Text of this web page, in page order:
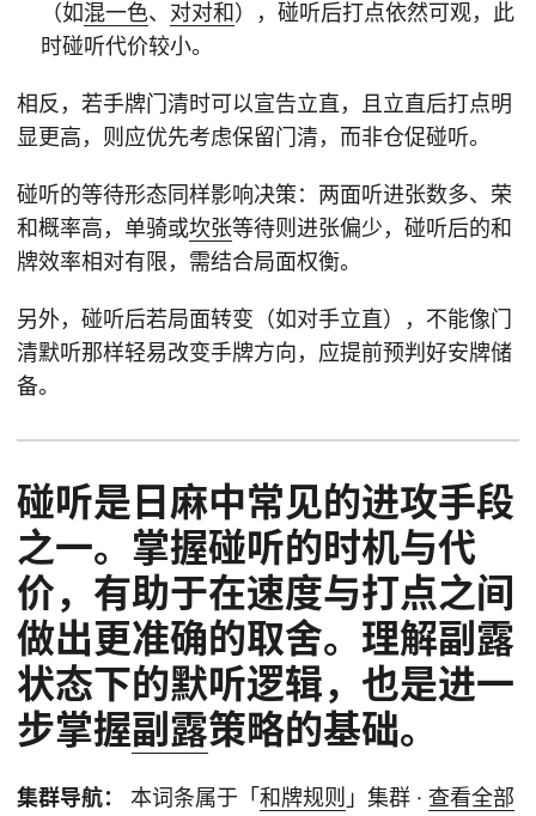
（如混一色、 对对和），碰听后打点依然可观，此
时碰听代价较小。
相反，若手牌门清时可以宣告立直，且立直后打点明
显更高，则应优先考虑保留门清，而非仓促碰听。
碰听的等待形态同样影响决策：两面听进张数多、荣
和概率高，单骑或坎张等待则进张偏少，碰听后的和
牌效率相对有限，需结合局面权衡。
另外，碰听后若局面转变（如对手立直），不能像门
清默听那样轻易改变手牌方向，应提前预判好安牌储
备。
碰听是日麻中常见的进攻手段
之一。掌握碰听的时机与代
价，有助于在速度与打点之间
做出更准确的取舍。理解副露
状态下的默听逻辑，也是进一
步掌握副露策略的基础。
集群导航： 本词条属于「和牌规则 」集群 · 查看全部